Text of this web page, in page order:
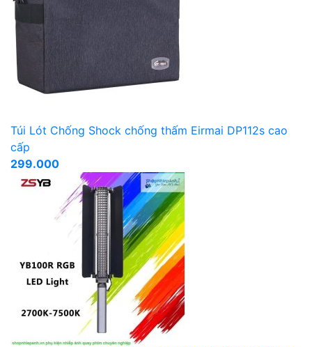
Túi Lót Chống Shock chống thấm Eirmai DP112s cao
cấp
299.000